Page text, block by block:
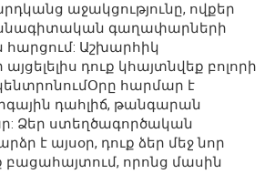
աջակցությունը, ովքեր
գաղափարների
Աշխարհիկ
դուք կհայտնվեք բոլորի
հարմար է
դահլիճ, թանգարան
Ձեր ստեղծագործական
է այսօր, դուք ձեր մեջ նոր
որոնց մասին